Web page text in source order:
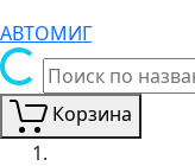
АВТОМИГ
Корзина